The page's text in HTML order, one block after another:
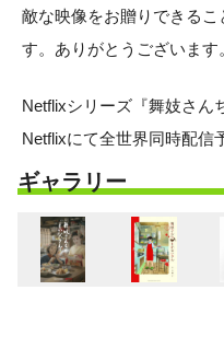
敵な映像をお贈りできる
す。ありがとうございます
Netflixシリーズ『舞妓さん
Netflixにて全世界同時配信
ギャラリー